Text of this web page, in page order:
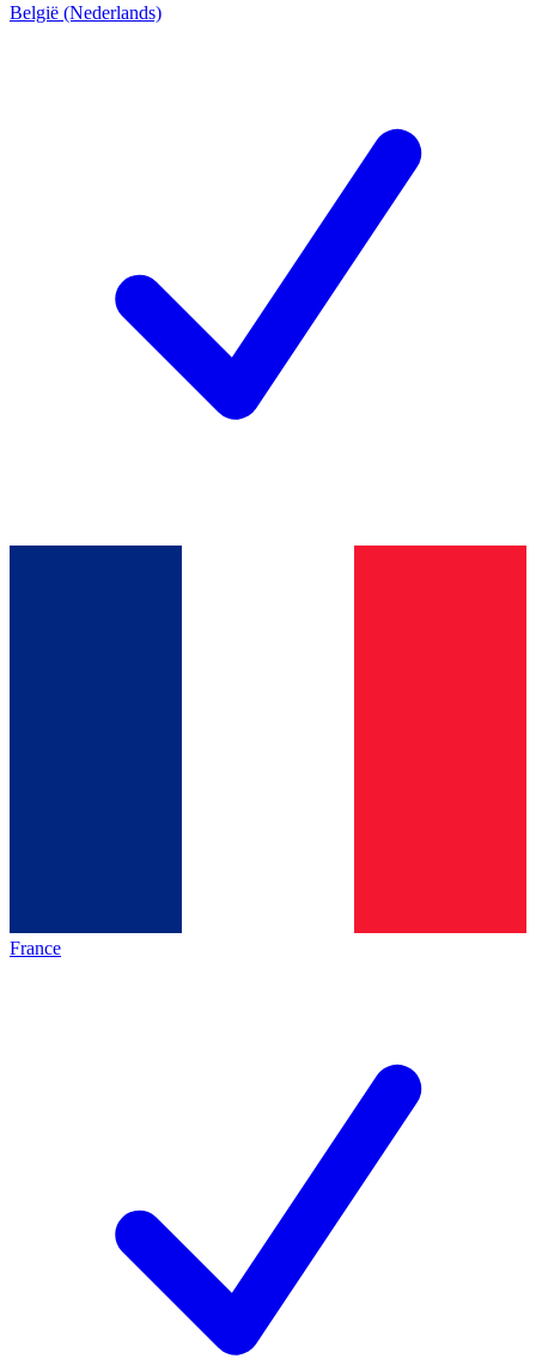
België (Nederlands)
France